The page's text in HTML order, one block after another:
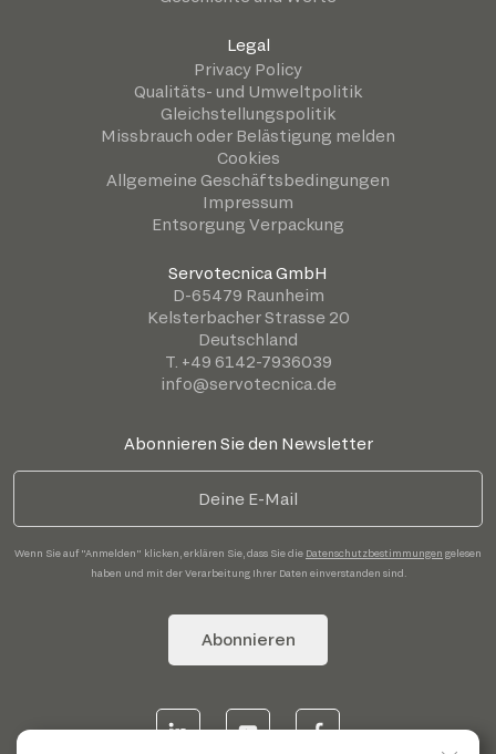
Legal
Privacy Policy
Qualitäts- und Umweltpolitik
Gleichstellungspolitik
Missbrauch oder Belästigung melden
Cookies
Allgemeine Geschäftsbedingungen
Impressum
Entsorgung Verpackung
Servotecnica GmbH
D-65479 Raunheim
Kelsterbacher Strasse 20
Deutschland
T. +49 6142-7936039
info@servotecnica.de
Abonnieren Sie den Newsletter
Wenn Sie auf "Anmelden" klicken, erklären Sie, dass Sie die Datenschutzbestimmungen gelesen
haben und mit der Verarbeitung Ihrer Daten einverstanden sind.
Abonnieren